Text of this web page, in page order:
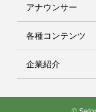
アナウンサー
各種コンテンツ
企業紹介